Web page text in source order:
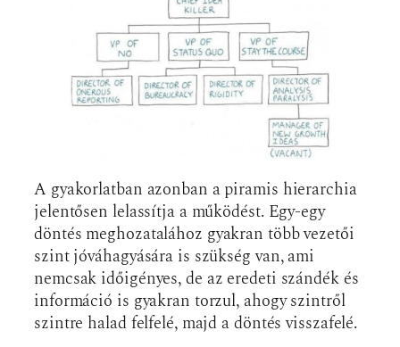
A gyakorlatban azonban a piramis hierarchia
jelentősen lelassítja a működést. Egy-egy
döntés meghozatalához gyakran több vezetői
szint jóváhagyására is szükség van, ami
nemcsak időigényes, de az eredeti szándék és
információ is gyakran torzul, ahogy szintről
szintre halad felfelé, majd a döntés visszafelé.